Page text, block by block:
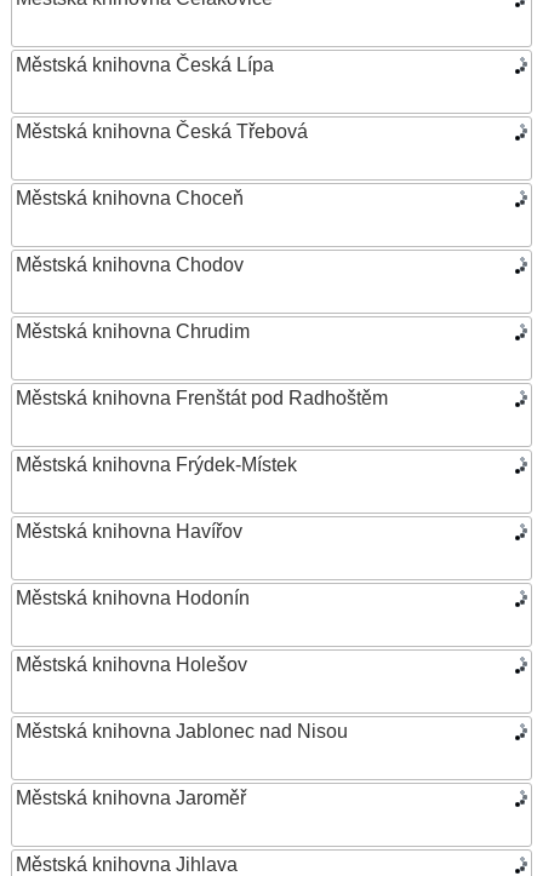
Městská knihovna Česká Lípa
Městská knihovna Česká Třebová
Městská knihovna Choceň
Městská knihovna Chodov
Městská knihovna Chrudim
Městská knihovna Frenštát pod Radhoštěm
Městská knihovna Frýdek-Místek
Městská knihovna Havířov
Městská knihovna Hodonín
Městská knihovna Holešov
Městská knihovna Jablonec nad Nisou
Městská knihovna Jaroměř
Městská knihovna Jihlava